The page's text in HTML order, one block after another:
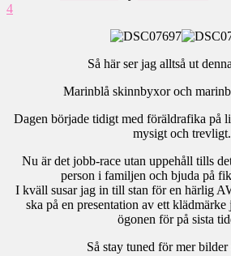
4
Så här ser jag alltså ut
Marinblå skinnbyxor och
Dagen började tidigt med föräldrafika på
mysigt och trevligt.
Nu är det jobb-race utan uppehåll tills
person i familjen och bjuda på
I kväll susar jag in till stan för en härlig
ska på en presentation av ett
ögonen för på sista
Så stay tuned för mer